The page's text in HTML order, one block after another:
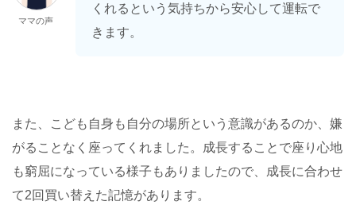
ママの声
くれるという気持ちから安心して運転で
きます。
また、こども自身も自分の場所という意識があるのか、嫌
がることなく座ってくれました。成長することで座り心地
も窮屈になっている様子もありましたので、成長に合わせ
て2回買い替えた記憶があります。